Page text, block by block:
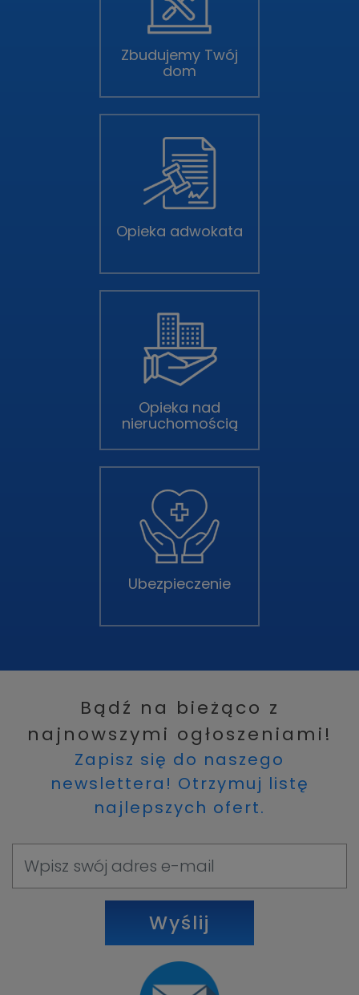
Zbudujemy Twój
dom
Opieka adwokata
Opieka nad
nieruchomością
Ubezpieczenie
Bądź na bieżąco z
najnowszymi ogłoszeniami!
Zapisz się do naszego
newslettera! Otrzymuj listę
najlepszych ofert.
Wyślij